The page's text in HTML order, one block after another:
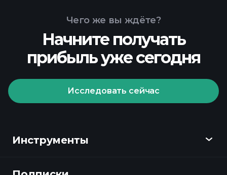
Playtrade
Чего же вы ждёте?
Начните получать
прибыль уже сегодня
Исследовать сейчас
Инструменты